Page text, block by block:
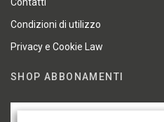
Contatti
Condizioni di utilizzo
Privacy e Cookie Law
SHOP ABBONAMENTI